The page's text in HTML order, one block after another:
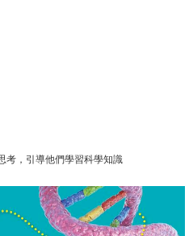
考，引導他們學習科學知識